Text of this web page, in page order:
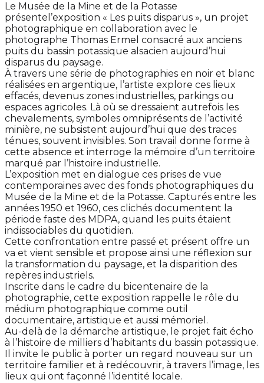
Le Musée de la Mine et de la Potasse
présentel’exposition « Les puits disparus », un projet
photographique en collaboration avec le
photographe Thomas Ermel consacré aux anciens
puits du bassin potassique alsacien aujourd’hui
disparus du paysage.
À travers une série de photographies en noir et blanc
réalisées en argentique, l’artiste explore ces lieux
effacés, devenus zones industrielles, parkings ou
espaces agricoles. Là où se dressaient autrefois les
chevalements, symboles omniprésents de l’activité
minière, ne subsistent aujourd’hui que des traces
ténues, souvent invisibles. Son travail donne forme à
cette absence et interroge la mémoire d’un territoire
marqué par l’histoire industrielle.
L’exposition met en dialogue ces prises de vue
contemporaines avec des fonds photographiques du
Musée de la Mine et de la Potasse. Capturés entre les
années 1950 et 1960, ces clichés documentent la
période faste des MDPA, quand les puits étaient
indissociables du quotidien.
Cette confrontation entre passé et présent offre un
va et vient sensible et propose ainsi une réflexion sur
la transformation du paysage, et la disparition des
repères industriels.
Inscrite dans le cadre du bicentenaire de la
photographie, cette exposition rappelle le rôle du
médium photographique comme outil
documentaire, artistique et aussi mémoriel.
Au-delà de la démarche artistique, le projet fait écho
à l’histoire de milliers d’habitants du bassin potassique.
Il invite le public à porter un regard nouveau sur un
territoire familier et à redécouvrir, à travers l’image, les
lieux qui ont façonné l’identité locale.